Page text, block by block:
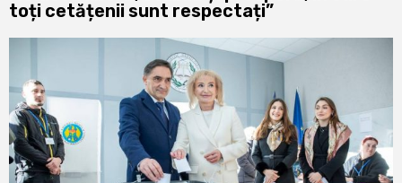
toți cetățenii sunt respectați”